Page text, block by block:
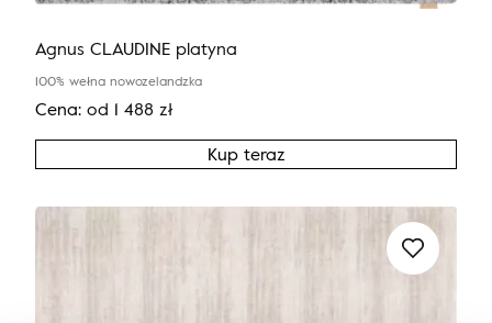
Agnus CLAUDINE platyna
100% wełna nowozelandzka
Cena: od 1 488 zł
Kup teraz